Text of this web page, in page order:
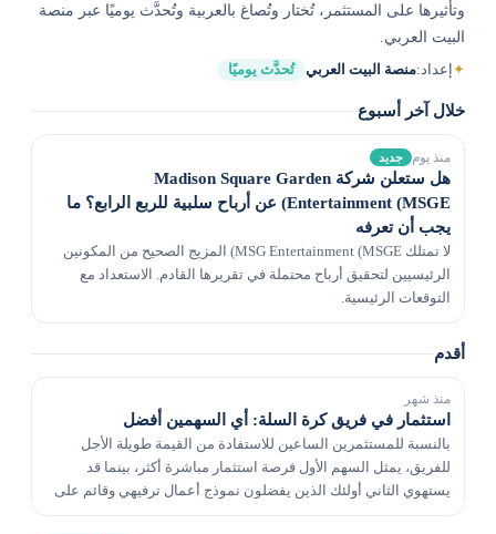
وتأثيرها على المستثمر، تُختار وتُصاغ بالعربية وتُحدَّث يوميًا عبر منصة
البيت العربي.
✦إعداد:منصة البيت العربي تُحدَّث يوميًا
خلال آخر أسبوع
منذ يوم جديد
هل ستعلن شركة Madison Square Garden
Entertainment (MSGE) عن أرباح سلبية للربع الرابع؟ ما
يجب أن تعرفه
لا تمتلك MSG Entertainment (MSGE) المزيج الصحيح من المكونين
الرئيسيين لتحقيق أرباح محتملة في تقريرها القادم. الاستعداد مع
التوقعات الرئيسية.
أقدم
منذ شهر
استثمار في فريق كرة السلة: أي السهمين أفضل
بالنسبة للمستثمرين الساعين للاستفادة من القيمة طويلة الأجل
للفريق، يمثل السهم الأول فرصة استثمار مباشرة أكثر، بينما قد
يستهوي الثاني أولئك الذين يفضلون نموذج أعمال ترفيهي وقائم على